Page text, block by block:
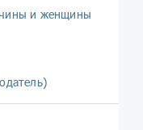
и женщины